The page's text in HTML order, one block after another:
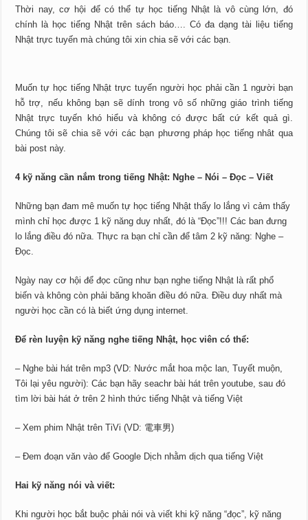
Thời nay, cơ hội để có thể tự học tiếng Nhật là vô cùng lớn, đó
chính là học tiếng Nhật trên sách báo…. Có đa dạng tài liệu tiếng
Nhật trực tuyến mà chúng tôi xin chia sẽ với các bạn.
Muốn tự học tiếng Nhật trực tuyến người học phải cần 1 người bạn
hỗ trợ, nếu không bạn sẽ dính trong vô số những giáo trình tiếng
Nhật trực tuyến khó hiểu và không có được bất cứ kết quả gì.
Chúng tôi sẽ chia sẽ với các bạn phương pháp học tiếng nhât qua
bài post này.
4 kỹ năng cần nắm trong tiếng Nhật: Nghe – Nói – Đọc – Viết
Những bạn đam mê muốn tự học tiếng Nhật thấy lo lắng vì cảm thấy
mình chỉ học được 1 kỹ năng duy nhất, đó là “Đọc”!!! Các ban đưng
lo lắng điều đó nữa. Thực ra bạn chỉ cần để tâm 2 kỹ năng: Nghe –
Đọc.
Ngày nay cơ hội để đọc cũng như bạn nghe tiếng Nhật là rất phổ
biến và không còn phải băng khoăn điều đó nữa. Điều duy nhất mà
người học cần có là biết ứng dụng internet.
Để rèn luyện kỹ năng nghe tiếng Nhật, học viên có thể:
– Nghe bài hát trên mp3 (VD: Nước mắt hoa mộc lan, Tuyết muộn,
Tôi lại yêu người): Các bạn hãy seachr bài hát trên youtube, sau đó
tìm lời bài hát ở trên 2 hình thức tiếng Nhật và tiếng Việt
– Xem phim Nhật trên TiVi (VD: 電車男)
– Đem đoạn văn vào để Google Dịch nhằm dịch qua tiếng Việt
Hai kỹ năng nói và viết:
Khi người học bắt buộc phải nói và viết khi kỹ năng “đọc”, kỹ năng